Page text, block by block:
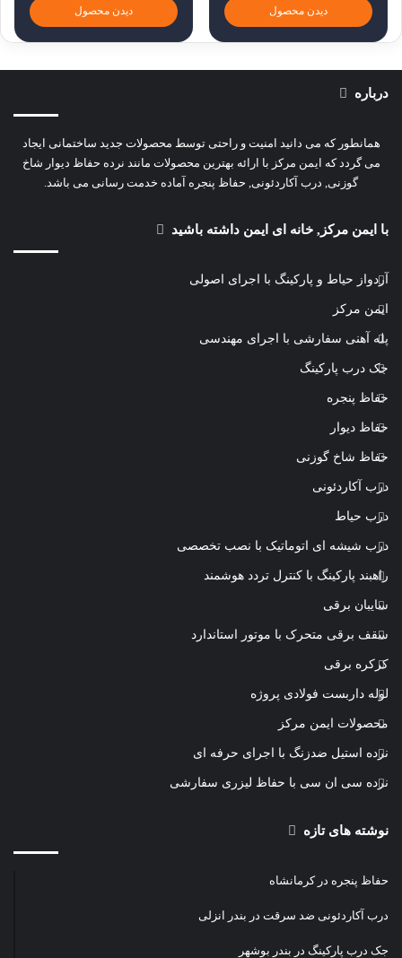
دیدن محصول دیدن محصول
درباره
همانطور که می دانید امنیت و راحتی توسط محصولات جدید ساختمانی ایجاد
می گردد که ایمن مرکز با ارائه بهترین محصولات مانند نرده حفاظ دیوار شاخ
گوزنی, درب آکاردئونی, حفاظ پنجره آماده خدمت رسانی می باشد.
با ایمن مرکز, خانه ای ایمن داشته باشید
آردواز حیاط و پارکینگ با اجرای اصولی
ایمن مرکز
پله آهنی سفارشی با اجرای مهندسی
جک درب پارکینگ
حفاظ پنجره
حفاظ دیوار
حفاظ شاخ گوزنی
درب آکاردئونی
درب حیاط
درب شیشه ای اتوماتیک با نصب تخصصی
راهبند پارکینگ با کنترل تردد هوشمند
سایبان برقی
سقف برقی متحرک با موتور استاندارد
کرکره برقی
لوله داربست فولادی پروژه
محصولات ایمن مرکز
نرده استیل ضدزنگ با اجرای حرفه ای
نرده سی ان سی با حفاظ لیزری سفارشی
نوشته های تازه
حفاظ پنجره در کرمانشاه
درب آکاردئونی ضد سرقت در بندر انزلی
جک درب پارکینگ در بندر بوشهر